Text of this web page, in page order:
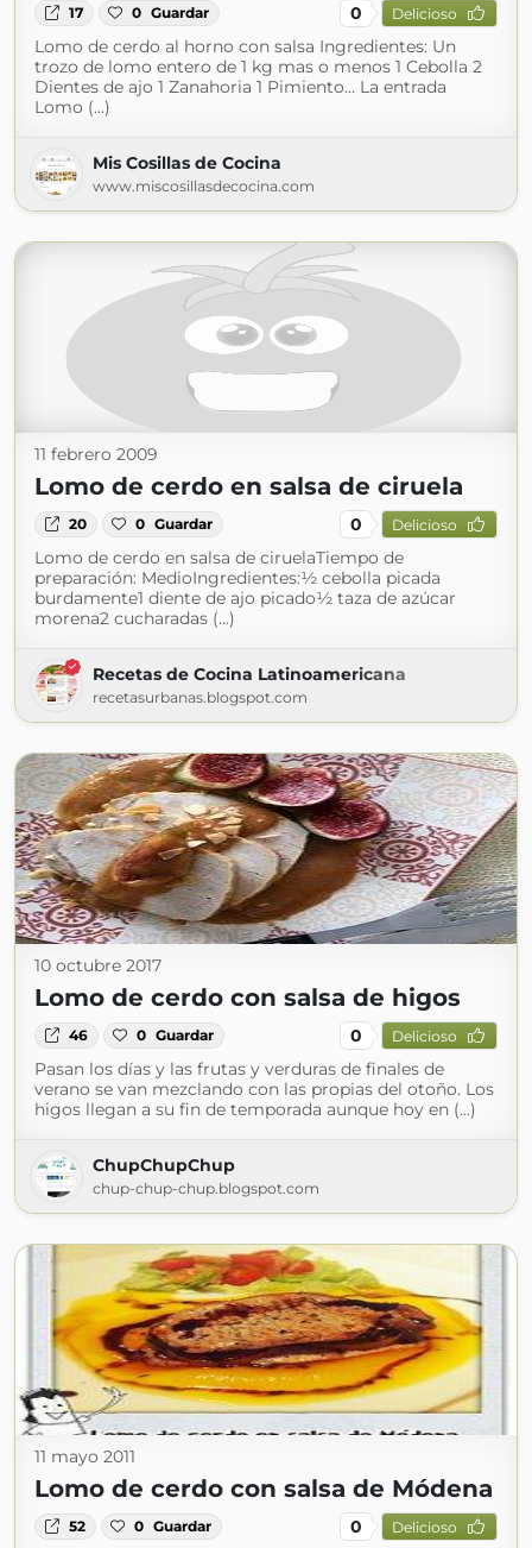
17 0 Guardar 0 Delicioso
Lomo de cerdo al horno con salsa Ingredientes: Un
trozo de lomo entero de 1 kg mas o menos 1 Cebolla 2
Dientes de ajo 1 Zanahoria 1 Pimiento… La entrada
Lomo (...)
Mis Cosillas de Cocina
www.miscosillasdecocina.com
11 febrero 2009
Lomo de cerdo en salsa de ciruela
20 0 Guardar 0 Delicioso
Lomo de cerdo en salsa de ciruelaTiempo de
preparación: MedioIngredientes:½ cebolla picada
burdamente1 diente de ajo picado½ taza de azúcar
morena2 cucharadas (...)
Recetas de Cocina Latinoamericana
recetasurbanas.blogspot.com
10 octubre 2017
Lomo de cerdo con salsa de higos
46 0 Guardar 0 Delicioso
Pasan los días y las frutas y verduras de finales de
verano se van mezclando con las propias del otoño. Los
higos llegan a su fin de temporada aunque hoy en (...)
ChupChupChup
chup-chup-chup.blogspot.com
11 mayo 2011
Lomo de cerdo con salsa de Módena
52 0 Guardar 0 Delicioso